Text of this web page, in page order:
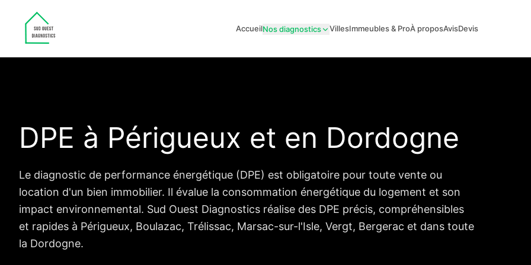
AccueilNos diagnostics VillesImmeubles & ProÀ proposAvisDevis
DPE à Périgueux et en Dordogne
Le diagnostic de performance énergétique (DPE) est obligatoire pour toute vente ou
location d'un bien immobilier. Il évalue la consommation énergétique du logement et son
impact environnemental. Sud Ouest Diagnostics réalise des DPE précis, compréhensibles
et rapides à Périgueux, Boulazac, Trélissac, Marsac-sur-l'Isle, Vergt, Bergerac et dans toute
la Dordogne.